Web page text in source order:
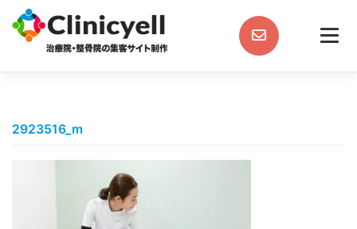
content
2923516_m